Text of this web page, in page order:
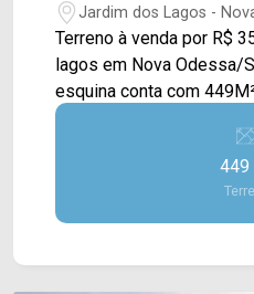
Jardim dos Lagos -
Terreno à venda por R$
lagos em Nova Odessa/SP. Este
esquina conta com
ampla área plana, pronta
*Aceita Financiamento.
localizado próximo a Av.
Av. Maurilio Bagne da Silva Entre em contato
a equipe da Arbix
449